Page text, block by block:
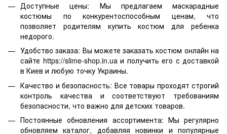
Доступные цены: Мы предлагаем маскарадные
костюмы по конкурентоспособным ценам, что
позволяет родителям купить костюм для ребенка
недорого.
Удобство заказа: Вы можете заказать костюм онлайн на
сайте https://slime-shop.in.ua и получить его с доставкой
в Киев и любую точку Украины.
Качество и безопасность: Все товары проходят строгий
контроль качества и соответствуют требованиям
безопасности, что важно для детских товаров.
Постоянные обновления ассортимента: Мы регулярно
обновляем каталог, добавляя новинки и популярные